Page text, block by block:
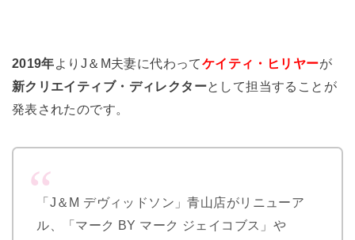
2019年よりJ＆M夫妻に代わってケイティ・ヒリヤーが
新クリエイティブ・ディレクターとして担当することが
発表されたのです。
「J＆M デヴィッドソン」青山店がリニューア
ル、「マーク BY マーク ジェイコブス」や